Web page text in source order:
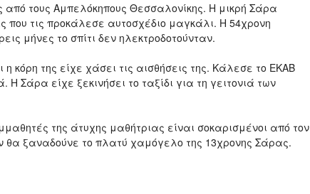
από τους Αμπελόκηπους Θεσσαλονίκης. Η μικρή Σάρα
που τις προκάλεσε αυτοσχέδιο μαγκάλι. Η 54χρονη
μήνες το σπίτι δεν ηλεκτροδοτούνταν.
κόρη της είχε χάσει τις αισθήσεις της. Κάλεσε το ΕΚΑΒ
Σάρα είχε ξεκινήσει το ταξίδι για τη γειτονιά των
της άτυχης μαθήτριας είναι σοκαρισμένοι από τον
θα ξαναδούνε το πλατύ χαμόγελο της 13χρονης Σάρας.